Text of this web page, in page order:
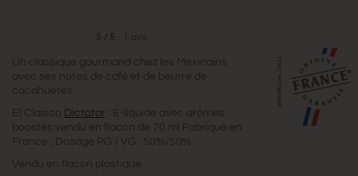
5 / 5 1 avis
Un classique gourmand chez les Mexicains
avec ses notes de café et de beurre de
cacahuètes.
El Clasico Dictator : E-liquide avec arômes
boostés vendu en flacon de 70 ml.Fabriqué en
France ; Dosage PG / VG : 50%/50%.
Vendu en flacon plastique.